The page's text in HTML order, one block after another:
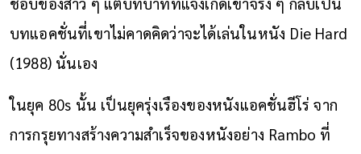
บทแอคชั่นที่เขาไม่คาดคิดว่าจะได้เล่นในหนัง Die Hard
(1988) นั่นเอง
ในยุค 80s นั้น เป็นยุครุ่งเรืองของหนังแอคชั่นฮีโร่ จาก
การกรุยทางสร้างความสำเร็จของหนังอย่าง Rambo ที่